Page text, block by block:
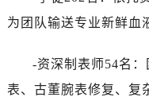
为团队输送专业新鲜血
-资深制表师54名
表、古董腕表修复、复